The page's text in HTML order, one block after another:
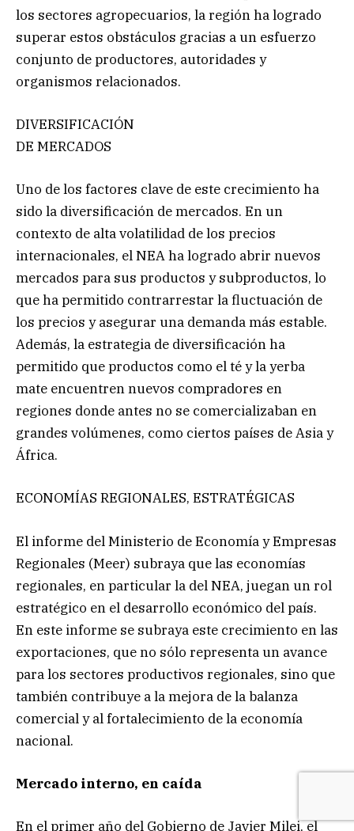
los sectores agropecuarios, la región ha logrado
superar estos obstáculos gracias a un esfuerzo
conjunto de productores, autoridades y
organismos relacionados.
DIVERSIFICACIÓN
DE MERCADOS
Uno de los factores clave de este crecimiento ha
sido la diversificación de mercados. En un
contexto de alta volatilidad de los precios
internacionales, el NEA ha logrado abrir nuevos
mercados para sus productos y subproductos, lo
que ha permitido contrarrestar la fluctuación de
los precios y asegurar una demanda más estable.
Además, la estrategia de diversificación ha
permitido que productos como el té y la yerba
mate encuentren nuevos compradores en
regiones donde antes no se comercializaban en
grandes volúmenes, como ciertos países de Asia y
África.
ECONOMÍAS REGIONALES, ESTRATÉGICAS
El informe del Ministerio de Economía y Empresas
Regionales (Meer) subraya que las economías
regionales, en particular la del NEA, juegan un rol
estratégico en el desarrollo económico del país.
En este informe se subraya este crecimiento en las
exportaciones, que no sólo representa un avance
para los sectores productivos regionales, sino que
también contribuye a la mejora de la balanza
comercial y al fortalecimiento de la economía
nacional.
Mercado interno, en caída
En el primer año del Gobierno de Javier Milei, el